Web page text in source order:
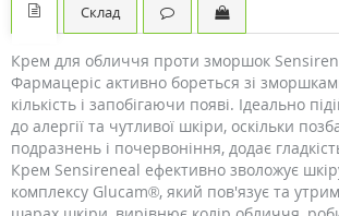
Склад
Крем для обличчя проти зморшок
Фармацеріс активно бореться зі
кількість і запобігаючи появі. Ідеально
до алергії та чутливої ​​шкіри, оскільки
подразнень і почервоніння, додає
Крем Sensireneal ефективно зволожує
комплексу Glucam®, який пов'язує та